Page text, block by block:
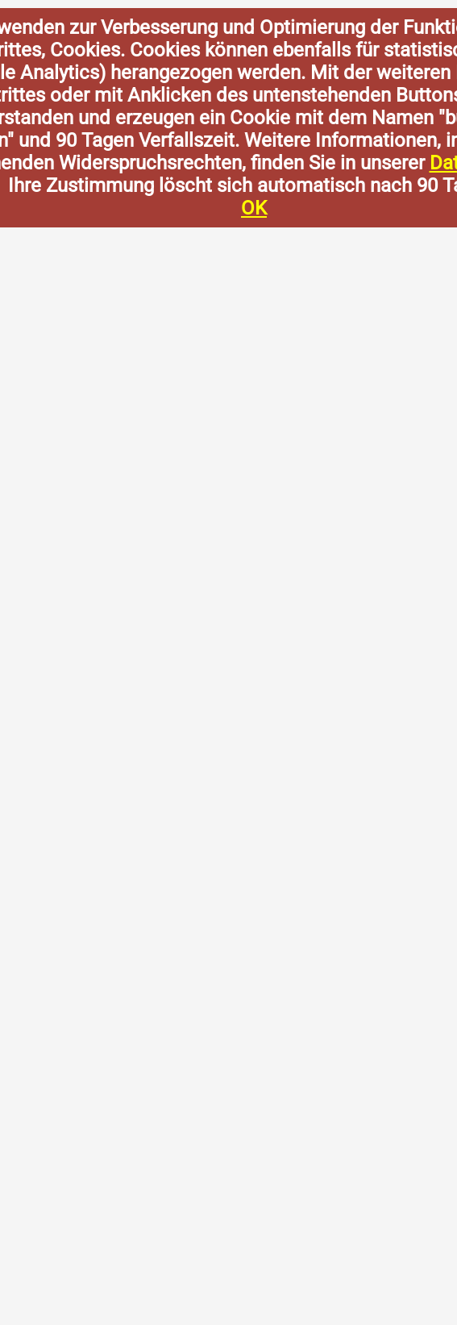
zur Verbesserung und Optimierung der
Cookies. Cookies können ebenfalls für
Analytics) herangezogen werden. Mit der weiteren
oder mit Anklicken des untenstehenden
und erzeugen ein Cookie mit dem Namen
und 90 Tagen Verfallszeit. Weitere Informationen,
Widerspruchsrechten, finden Sie in unserer
Ihre Zustimmung löscht sich automatisch nach 90
OK